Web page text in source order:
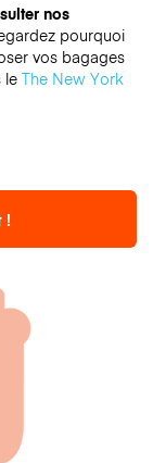
nos
pourquoi
vos bagages
le The New York
!